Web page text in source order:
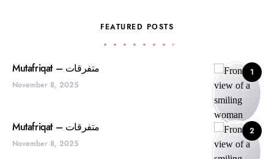
FEATURED POSTS
1 Mutafriqat – متفرقات
November 8, 2025
2 Mutafriqat – متفرقات
November 8, 2025